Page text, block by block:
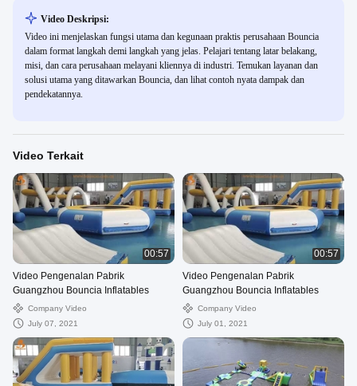
Video Deskripsi:
Video ini menjelaskan fungsi utama dan kegunaan praktis perusahaan Bouncia
dalam format langkah demi langkah yang jelas. Pelajari tentang latar belakang,
misi, dan cara perusahaan melayani kliennya di industri. Temukan layanan dan
solusi utama yang ditawarkan Bouncia, dan lihat contoh nyata dampak dan
pendekatannya.
Video Terkait
00:57
Video Pengenalan Pabrik
Guangzhou Bouncia Inflatables
Company Video
July 07, 2021
00:57
Video Pengenalan Pabrik
Guangzhou Bouncia Inflatables
Company Video
July 01, 2021